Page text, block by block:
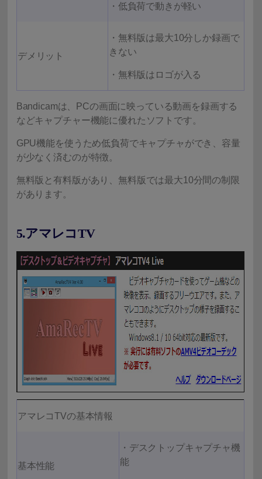
・低負荷で動きが軽い
デメリット
・無料版は最大10分しか録画で
きない
・無料版はロゴが入る
Bandicamは、PCの画面に映っている動画を録画する
などキャプチャー機能に優れたソフトです。
GPU機能を使うため低負荷でキャプチャができ、容量
が少なく済むのが特徴。
無料版と有料版があり、無料版では最大10分間の制限
があります。
5.アマレコTV
アマレコTVの基本情報
基本性能
・デスクトップキャプチャ機
能